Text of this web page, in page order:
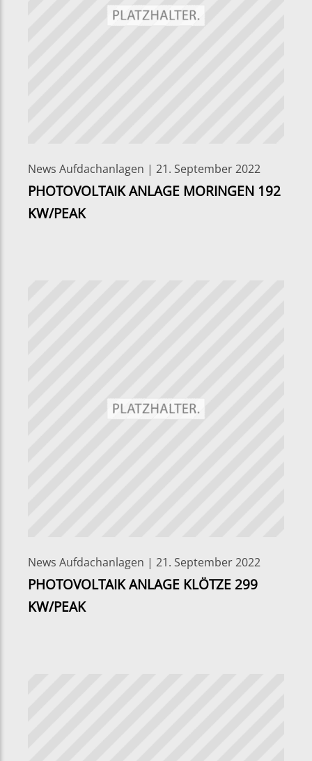
News Aufdachanlagen | 21. September 2022
PHOTOVOLTAIK ANLAGE MORINGEN 192
KW/PEAK
News Aufdachanlagen | 21. September 2022
PHOTOVOLTAIK ANLAGE KLÖTZE 299
KW/PEAK